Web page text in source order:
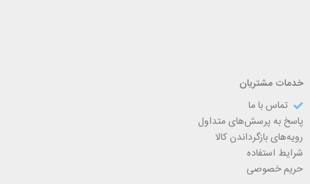
خدمات مشتریان
تماس با ما
پاسخ به پرسش‌های متداول
رویه‌های بازگرداندن کالا
شرایط استفاده
حریم خصوصی